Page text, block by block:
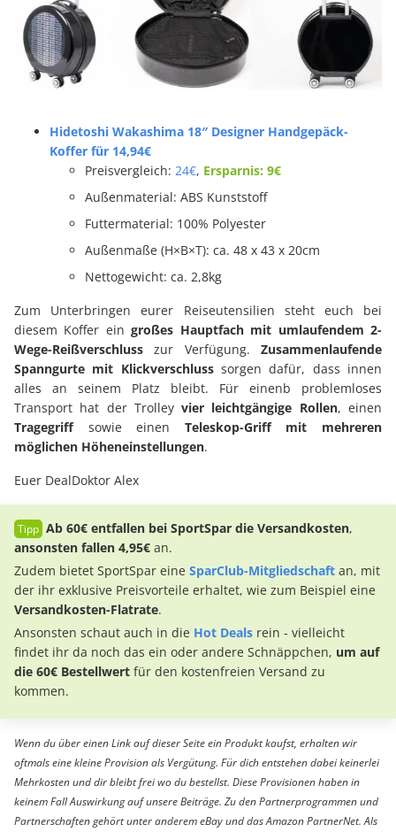
Hidetoshi Wakashima 18″ Designer Handgepäck-
Koffer für 14,94€
Preisvergleich: 24€, Ersparnis: 9€
Außenmaterial: ABS Kunststoff
Futtermaterial: 100% Polyester
Außenmaße (H×B×T): ca. 48 x 43 x 20cm
Nettogewicht: ca. 2,8kg
Zum Unterbringen eurer Reiseutensilien steht euch bei
diesem Koffer eingroßes Hauptfach mit umlaufendem 2-
Wege-Reißverschluss zur Verfügung. Zusammenlaufende
Spanngurte mit Klickverschlusssorgen dafür, dass innen
alles an seinem Platz bleibt. Für einenb problemloses
Transport hat der Trolleyvier leichtgängige Rollen, einen
Tragegriffsowie einen Teleskop-Griff mit mehreren
möglichen Höheneinstellungen.
Euer DealDoktor Alex
Ab 60€ entfallen bei SportSpar die Versandkosten,
ansonsten fallen 4,95€ an.
Zudem bietet SportSpar eine SparClub-Mitgliedschaft an, mit
der ihr exklusive Preisvorteile erhaltet, wie zum Beispiel eine
Versandkosten-Flatrate.
Ansonsten schaut auch in die Hot Deals rein - vielleicht
findet ihr da noch das ein oder andere Schnäppchen, um auf
die 60€ Bestellwert für den kostenfreien Versand zu
kommen.
Wenn du über einen Link auf dieser Seite ein Produkt kaufst, erhalten wir
oftmals eine kleine Provision als Vergütung. Für dich entstehen dabei keinerlei
Mehrkosten und dir bleibt frei wo du bestellst. Diese Provisionen haben in
keinem Fall Auswirkung auf unsere Beiträge. Zu den Partnerprogrammen und
Partnerschaften gehört unter anderem eBay und das Amazon PartnerNet. Als